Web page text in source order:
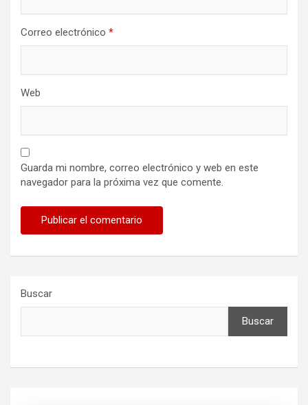
Correo electrónico *
Web
Guarda mi nombre, correo electrónico y web en este
navegador para la próxima vez que comente.
Buscar
Buscar